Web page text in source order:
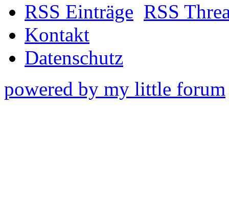
RSS Einträge RSS
Kontakt
Datenschutz
powered by my little forum